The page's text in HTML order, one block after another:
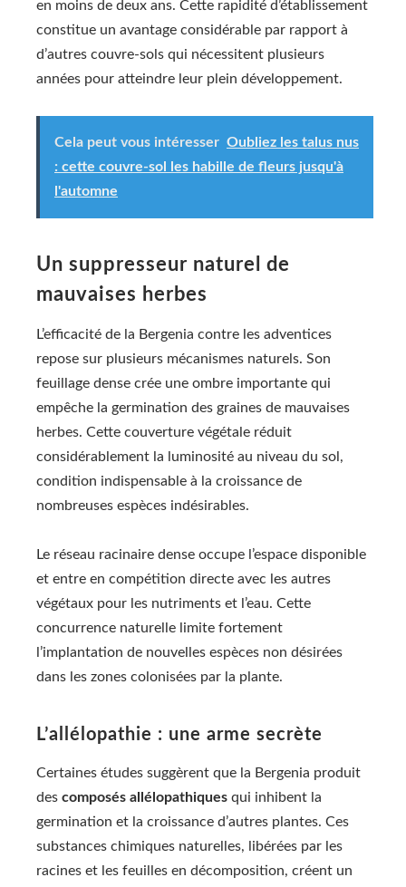
en moins de deux ans. Cette rapidité d’établissement
constitue un avantage considérable par rapport à
d’autres couvre-sols qui nécessitent plusieurs
années pour atteindre leur plein développement.
Cela peut vous intéresser Oubliez les talus nus
: cette couvre-sol les habille de fleurs jusqu'à
l'automne
Un suppresseur naturel de
mauvaises herbes
L’efficacité de la Bergenia contre les adventices
repose sur plusieurs mécanismes naturels. Son
feuillage dense crée une ombre importante qui
empêche la germination des graines de mauvaises
herbes. Cette couverture végétale réduit
considérablement la luminosité au niveau du sol,
condition indispensable à la croissance de
nombreuses espèces indésirables.
Le réseau racinaire dense occupe l’espace disponible
et entre en compétition directe avec les autres
végétaux pour les nutriments et l’eau. Cette
concurrence naturelle limite fortement
l’implantation de nouvelles espèces non désirées
dans les zones colonisées par la plante.
L’allélopathie : une arme secrète
Certaines études suggèrent que la Bergenia produit
des composés allélopathiques qui inhibent la
germination et la croissance d’autres plantes. Ces
substances chimiques naturelles, libérées par les
racines et les feuilles en décomposition, créent un